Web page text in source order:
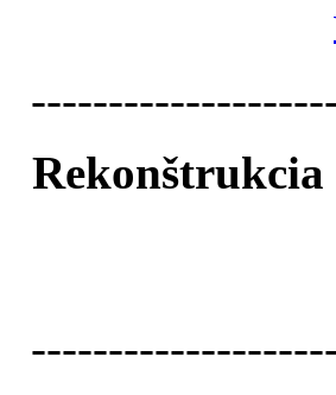
Rekonštrukcia